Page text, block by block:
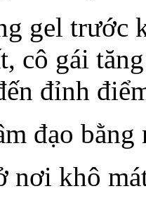
gel trước
cô gái
đỉnh
đạo
nơi khô